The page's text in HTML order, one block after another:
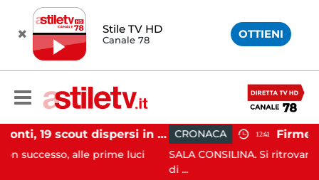
Stile TV HD
Canale 78 OTTIENI
Tramonti, 19 scout dispersi in montagna salvati dai vigili del fuoco
alle prime luci
CRONACA 12:41
SALA CONSILINA. Si ritrovano liquidatori